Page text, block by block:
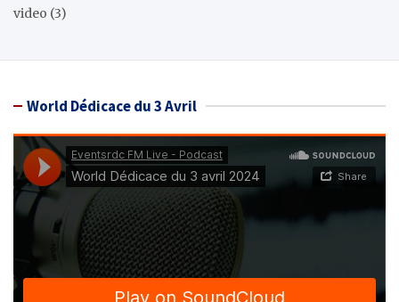
video (3)
World Dédicace du 3 Avril